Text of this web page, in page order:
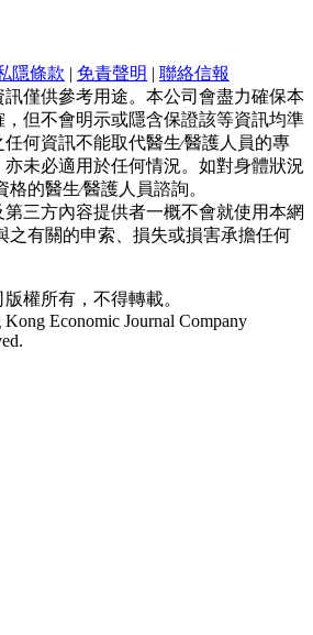
隱條款 | 免責聲明 | 聯絡信報
僅供參考用途。本公司會盡力確保本
但不會明示或隱含保證該等資訊均準
何資訊不能取代醫生∕醫護人員的專
未必適用於任何情況。如對身體狀況
的醫生∕醫護人員諮詢。
三方內容提供者一概不會就使用本網
之有關的申索、損失或損害承擔任何
權所有，不得轉載。
Economic Journal Company